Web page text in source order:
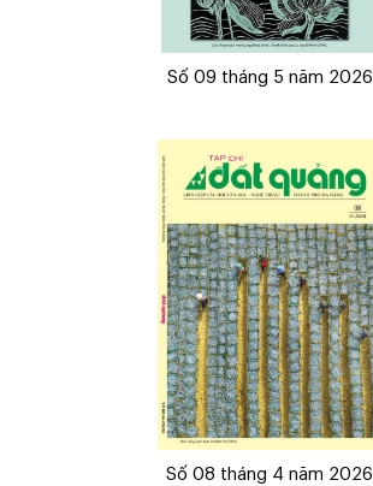
Số 09 tháng 5 năm 2026
Số 08 tháng 4 năm 2026